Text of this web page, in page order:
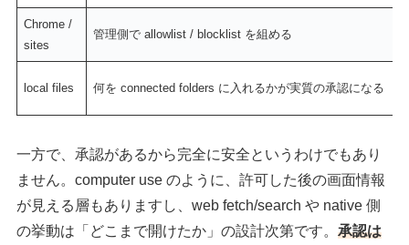
Chrome /
sites
管理側で allowlist / blocklist を組める
local files 何を connected folders に入れるかが実質の承認になる
一方で、承認があるから完全に安全というわけでもあり
ません。computer use のように、許可した後の画面情報
が見える層もありますし、web fetch/search や native 側
の挙動は「どこまで開けたか」の設計次第です。承認は